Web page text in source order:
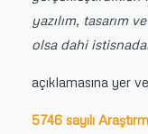
yazılım, tasarım
olsa dahi
açıklamasına yer
5746 sayılı